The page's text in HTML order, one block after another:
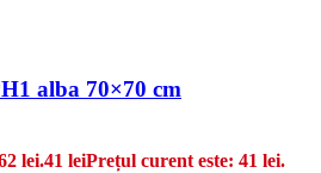
alba 70×70 cm
lei.41 leiPrețul curent este: 41 lei.